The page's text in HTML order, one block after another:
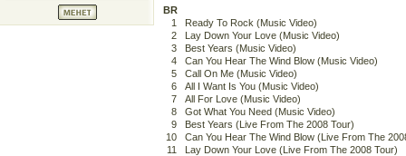
BR
1
Ready To Rock (Music Video)
2
Lay Down Your Love (Music Video)
3
Best Years (Music Video)
4
Can You Hear The Wind Blow (Music Video)
5
Call On Me (Music Video)
6
All I Want Is You (Music Video)
7
All For Love (Music Video)
8
Got What You Need (Music Video)
9
Best Years (Live From The 2008 Tour)
10
Can You Hear The Wind Blow (Live From The
11
Lay Down Your Love (Live From The 2008 Tour)